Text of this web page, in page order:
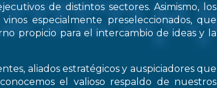
de distintos sectores. Asimismo, los
especialmente preseleccionados, que
propicio para el intercambio de ideas y la
aliados estratégicos y auspiciadores que
el valioso respaldo de nuestros